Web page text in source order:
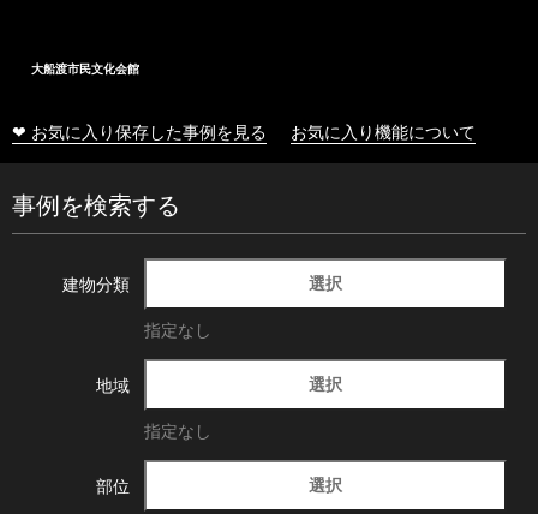
大船渡市民文化会館
❤ お気に入り保存した事例を見る お気に入り機能について
事例を検索する
建物分類 選択
指定なし
地域 選択
指定なし
部位 選択